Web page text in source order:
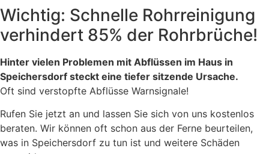
Wichtig: Schnelle Rohrreinigung
verhindert 85% der Rohrbrüche!
Hinter vielen Problemen mit Abflüssen im Haus in
Speichersdorf steckt eine tiefer sitzende Ursache.
Oft sind verstopfte Abflüsse Warnsignale!
Rufen Sie jetzt an und lassen Sie sich von uns kostenlos
beraten. Wir können oft schon aus der Ferne beurteilen,
was in Speichersdorf zu tun ist und weitere Schäden